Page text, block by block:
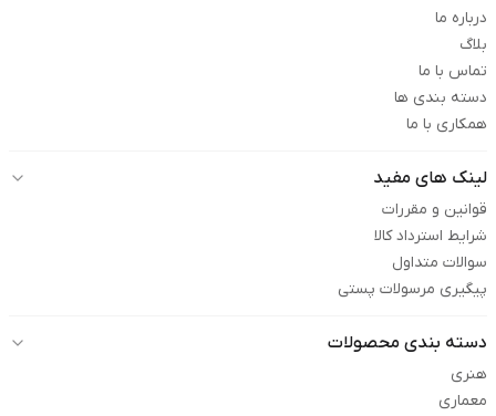
درباره ما
بلاگ
تماس با ما
دسته بندی ها
همکاری با ما
لینک های مفید
قوانین و مقررات
شرایط استرداد کالا
سوالات متداول
پیگیری مرسولات پستی
دسته بندی محصولات
هنری
معماری